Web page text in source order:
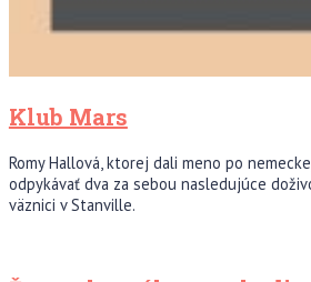
Klub Mars
Romy Hallová, ktorej dali meno po
odpykávať dva za sebou nasledujúce
väznici v Stanville.